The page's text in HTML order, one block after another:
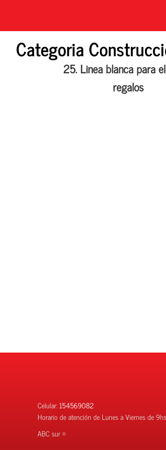
Categoria
25. Linea blanca para
regalos
Celular:154569082
Horario de atención de Lunes a Viernes de
ABC sur ©